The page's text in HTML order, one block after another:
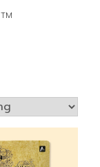
TM